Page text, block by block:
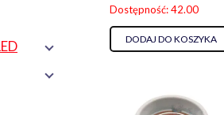
Dostępność: 42.00
DODAJ DO KOSZYKA